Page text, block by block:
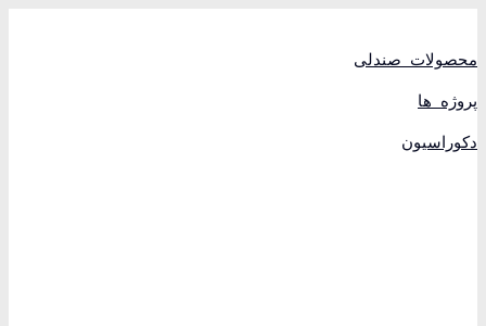
محتوا
محصولات صندلی
پروژه ها
دکوراسیون